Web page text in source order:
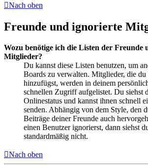
Nach oben
Freunde und ignorierte
Wozu benötige ich die Listen der Freunde
Mitglieder?
Du kannst diese Listen benutzen, um
Boards zu verwalten. Mitglieder, die du
hinzufügst, werden in deinem
schnellen Zugriff aufgelistet. Du siehst
Onlinestatus und kannst ihnen schnell
senden. Abhängig von dem Style, den
Beiträge deiner Freunde auch
einen Benutzer ignorierst, dann siehst
standardmäßig nicht.
Nach oben